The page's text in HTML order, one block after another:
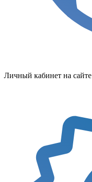
Личный кабинет на сайте